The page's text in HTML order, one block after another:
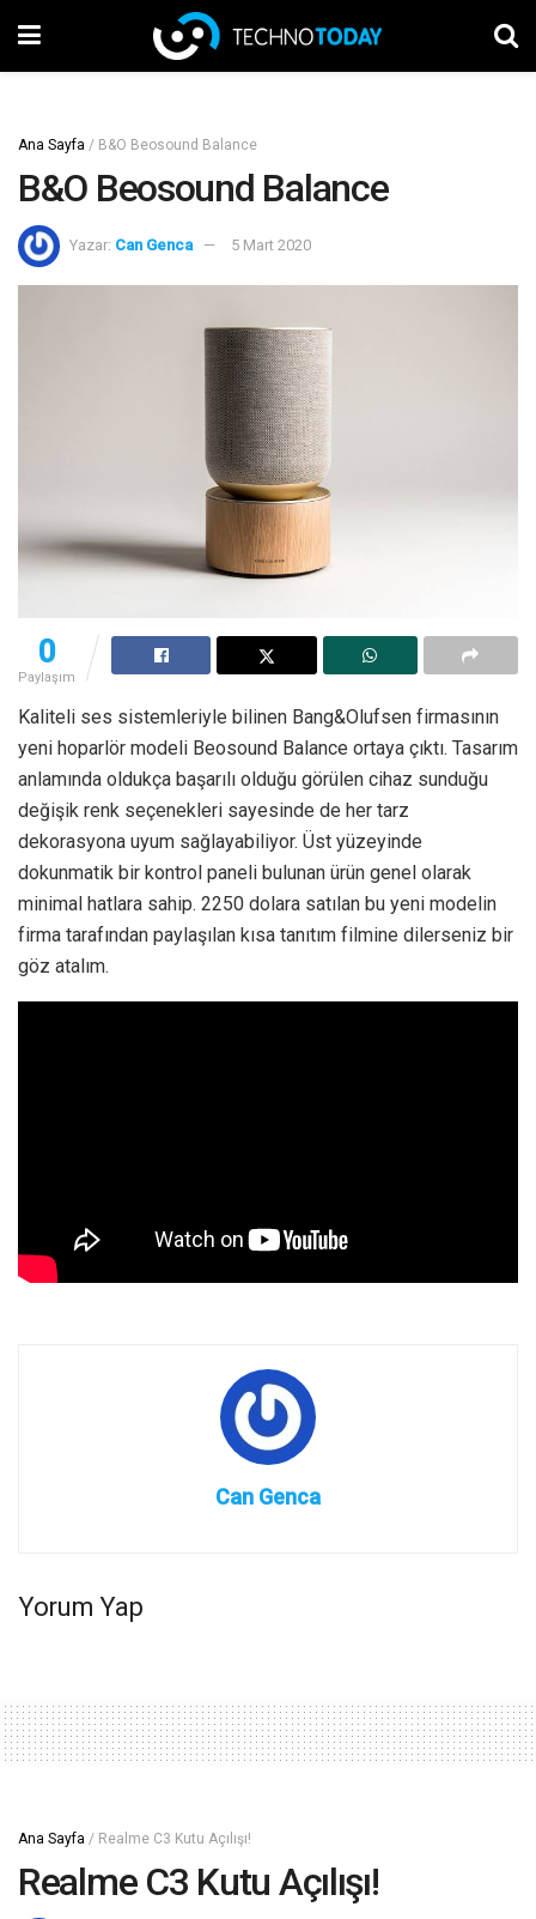
Ana Sayfa / B&O Beosound Balance
B&O Beosound Balance
Yazar: Can Genca 5 Mart 2020
0
Paylaşım
Kaliteli ses sistemleriyle bilinen Bang&Olufsen firmasının
yeni hoparlör modeli Beosound Balance ortaya çıktı. Tasarım
anlamında oldukça başarılı olduğu görülen cihaz sunduğu
değişik renk seçenekleri sayesinde de her tarz
dekorasyona uyum sağlayabiliyor. Üst yüzeyinde
dokunmatik bir kontrol paneli bulunan ürün genel olarak
minimal hatlara sahip. 2250 dolara satılan bu yeni modelin
firma tarafından paylaşılan kısa tanıtım filmine dilerseniz bir
göz atalım.
Can Genca
Yorum Yap
Ana Sayfa / Realme C3 Kutu Açılışı!
Realme C3 Kutu Açılışı!